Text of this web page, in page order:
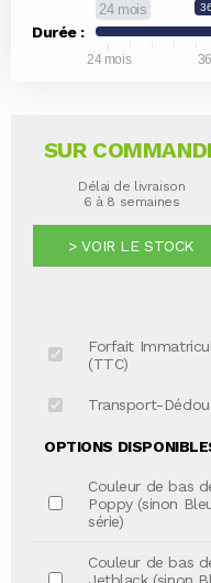
Durée :
24 mois
24 mois
SUR
Délai de livraison
6 à 8 semaines
> VOIR LE STOCK
Forfait
(TTC)
Transport-
OPTIONS
Couleur de bas
Poppy (sinon
série)
Couleur de bas